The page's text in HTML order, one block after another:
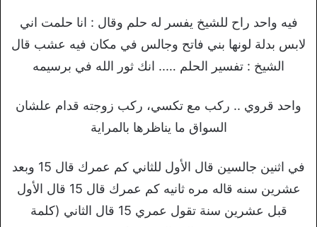
فيه واحد راح للشيخ يفسر له حلم وقال : انا حلمت اني
لابس بدلة لونها بني فاتح وجالس في مكان فيه عشب قال
الشيخ : تفسير الحلم ….. انك ثور الله في برسيمه
واحد قروي .. ركب مع تكسي، ركب زوجته قدام علشان
السواق ما يناظرها بالمراية
في اثنين جالسين قال الأول للثاني كم عمرك قال 15 وبعد
عشرين سنه قاله مره ثانيه كم عمرك قال 15 قال الأول
قبل عشرين سنة تقول عمري 15 قال الثاني (كلمة